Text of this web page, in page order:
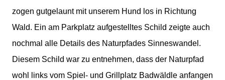
zogen gutgelaunt mit unserem Hund los in Richtung
Wald. Ein am Parkplatz aufgestelltes Schild zeigte auch
nochmal alle Details des Naturpfades Sinneswandel.
Diesem Schild war zu entnehmen, dass der Naturpfad
wohl links vom Spiel- und Grillplatz Badwäldle anfangen